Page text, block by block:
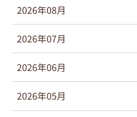
2026年08月
2026年07月
2026年06月
2026年05月